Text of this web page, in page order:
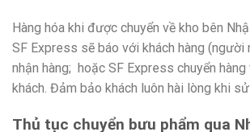
Hàng hóa khi được chuyển về kho bên
SF Express sẽ báo với khách hàng (người
nhận hàng; hoặc SF Express chuyển
khách. Đảm bảo khách luôn hài lòng khi
Thủ tục chuyển bưu phẩm qua